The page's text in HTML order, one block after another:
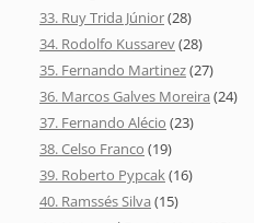
33. Ruy Trida Júnior(28)
34. Rodolfo Kussarev(28)
35. Fernando Martinez(27)
36. Marcos Galves Moreira (24)
37. Fernando Alécio (23)
38. Celso Franco (19)
39. Roberto Pypcak(16)
40. Ramssés Silva (15)